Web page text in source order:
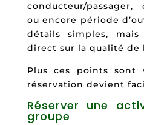
conducteur/
ou encore période
détails simples,
direct sur la qualité de
Plus ces points sont
réservation devient
Réserver une
groupe